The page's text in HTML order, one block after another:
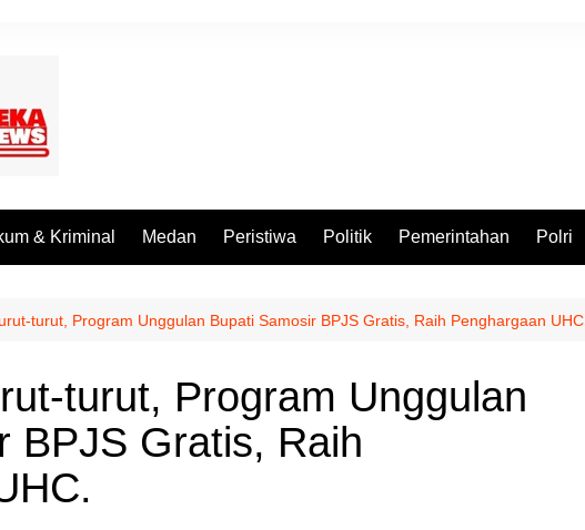
& Kriminal Medan Peristiwa Politik Pemerintahan Polri
turut, Program Unggulan Bupati Samosir BPJS Gratis, Raih Penghargaan UHC.
turut, Program Unggulan
BPJS Gratis, Raih